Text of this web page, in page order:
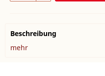
Beschreibung
mehr